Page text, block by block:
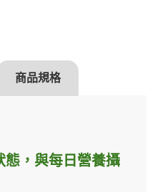
商品規格
態，與每日營養攝